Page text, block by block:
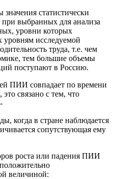
статистически
выбранных для анализа
уровни которых
исследуемой
труда, т.е. чем
тем большие объемы
поступают в Россию.
ПИИ совпадает по времени
связано с тем, что
когда в стране наблюдается
сопутствующая ему
роста или падения ПИИ
величиной: